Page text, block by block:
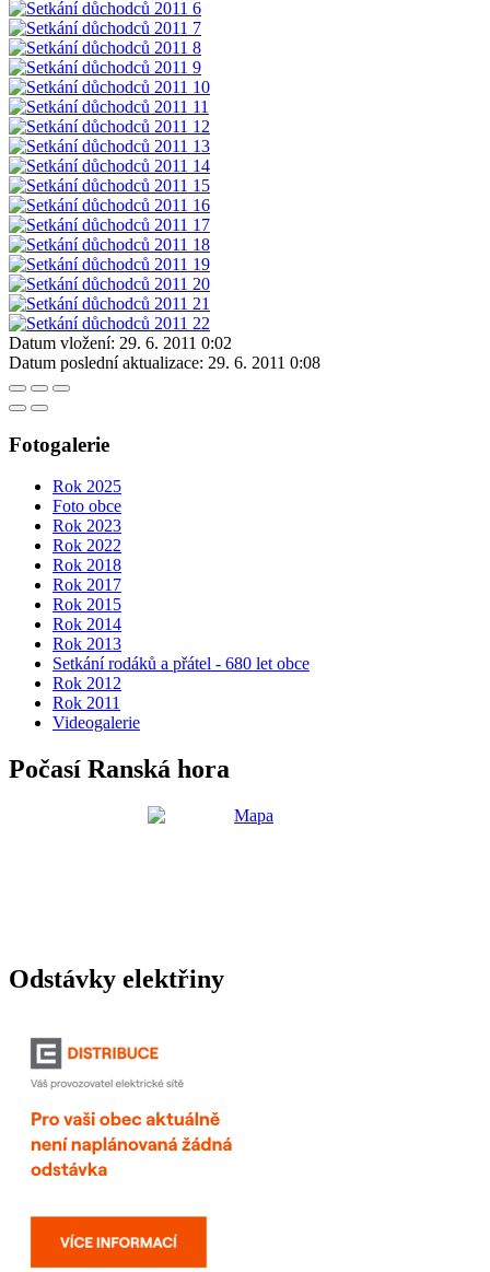
Datum vložení: 29. 6. 2011 0:02
Datum poslední aktualizace: 29. 6. 2011 0:08
Fotogalerie
Rok 2025
Foto obce
Rok 2023
Rok 2022
Rok 2018
Rok 2017
Rok 2015
Rok 2014
Rok 2013
Setkání rodáků a přátel - 680 let obce
Rok 2012
Rok 2011
Videogalerie
Počasí Ranská hora
Odstávky elektřiny